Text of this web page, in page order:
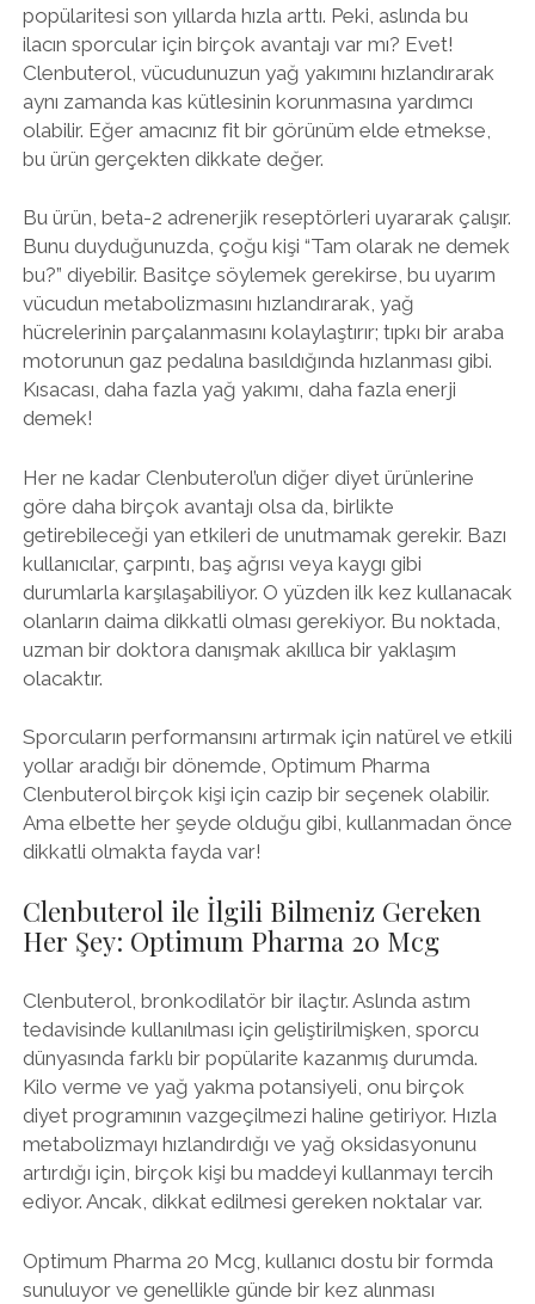
popülaritesi son yıllarda hızla arttı. Peki, aslında bu
ilacın sporcular için birçok avantajı var mı? Evet!
Clenbuterol, vücudunuzun yağ yakımını hızlandırarak
aynı zamanda kas kütlesinin korunmasına yardımcı
olabilir. Eğer amacınız fit bir görünüm elde etmekse,
bu ürün gerçekten dikkate değer.
Bu ürün, beta-2 adrenerjik reseptörleri uyararak çalışır.
Bunu duyduğunuzda, çoğu kişi “Tam olarak ne demek
bu?” diyebilir. Basitçe söylemek gerekirse, bu uyarım
vücudun metabolizmasını hızlandırarak, yağ
hücrelerinin parçalanmasını kolaylaştırır; tıpkı bir araba
motorunun gaz pedalına basıldığında hızlanması gibi.
Kısacası, daha fazla yağ yakımı, daha fazla enerji
demek!
Her ne kadar Clenbuterol’un diğer diyet ürünlerine
göre daha birçok avantajı olsa da, birlikte
getirebileceği yan etkileri de unutmamak gerekir. Bazı
kullanıcılar, çarpıntı, baş ağrısı veya kaygı gibi
durumlarla karşılaşabiliyor. O yüzden ilk kez kullanacak
olanların daima dikkatli olması gerekiyor. Bu noktada,
uzman bir doktora danışmak akıllıca bir yaklaşım
olacaktır.
Sporcuların performansını artırmak için natürel ve etkili
yollar aradığı bir dönemde, Optimum Pharma
Clenbuterol birçok kişi için cazip bir seçenek olabilir.
Ama elbette her şeyde olduğu gibi, kullanmadan önce
dikkatli olmakta fayda var!
Clenbuterol ile İlgili Bilmeniz Gereken
Her Şey: Optimum Pharma 20 Mcg
Clenbuterol, bronkodilatör bir ilaçtır. Aslında astım
tedavisinde kullanılması için geliştirilmişken, sporcu
dünyasında farklı bir popülarite kazanmış durumda.
Kilo verme ve yağ yakma potansiyeli, onu birçok
diyet programının vazgeçilmezi haline getiriyor. Hızla
metabolizmayı hızlandırdığı ve yağ oksidasyonunu
artırdığı için, birçok kişi bu maddeyi kullanmayı tercih
ediyor. Ancak, dikkat edilmesi gereken noktalar var.
Optimum Pharma 20 Mcg, kullanıcı dostu bir formda
sunuluyor ve genellikle günde bir kez alınması